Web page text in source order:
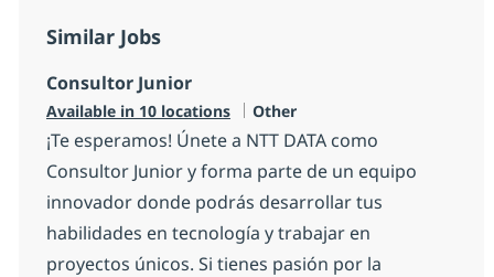
Similar Jobs
Consultor Junior
Available in 10 locations Category
Other
¡Te esperamos! Únete a NTT DATA como
Consultor Junior y forma parte de un equipo
innovador donde podrás desarrollar tus
habilidades en tecnología y trabajar en
proyectos únicos. Si tienes pasión por la